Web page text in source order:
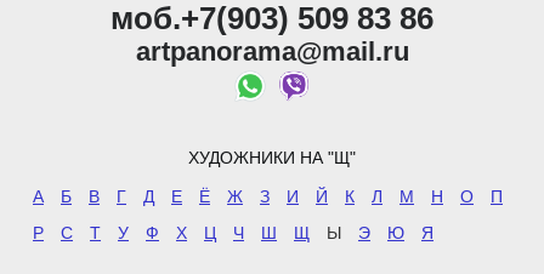
моб.+7(903) 509 83 86
artpanorama@mail.ru
ХУДОЖНИКИ НА "Щ"
А Б В Г Д Е Ё Ж З И Й К Л М Н О
П
Р
С Т У Ф Х Ц Ч Ш Щ Ы Э Ю Я